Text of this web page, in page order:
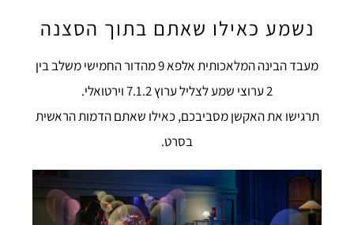
נשמע כאילו שאתם בתוך הסצנה
מעבד הבינה המלאכותית אלפא 9 מהדור החמישי משלב בין
2 ערוצי שמע לצליל ערוץ 7.1.2 וירטואלי.
תרגישו את האקשן מסביבכם, כאילו שאתם הדמות הראשית
בסרט.